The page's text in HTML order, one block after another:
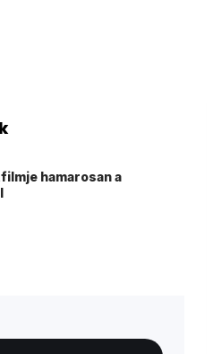
fele elégedett a
százalék már spórol az